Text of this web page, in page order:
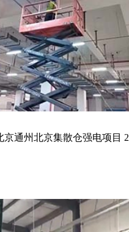
州北京集散仓强电项目 2023.3.7开